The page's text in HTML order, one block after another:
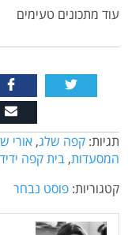
עוד מתכונים טעימים
תגיות: קפה שלג, אורי
המסעדות, בית קפה
קטגוריות: פוסט נבחר